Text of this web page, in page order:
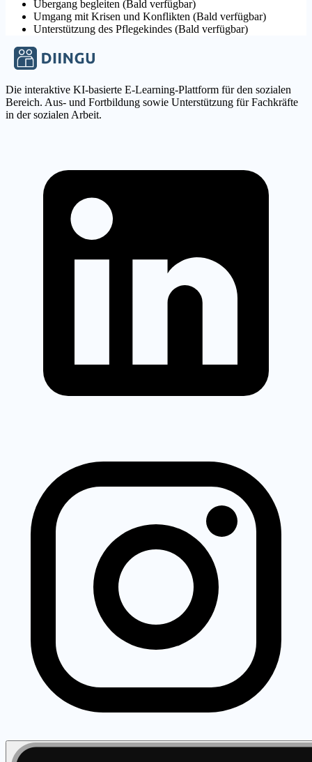
Übergang begleiten (Bald verfügbar)
Umgang mit Krisen und Konflikten (Bald verfügbar)
Unterstützung des Pflegekindes (Bald verfügbar)
Die interaktive KI-basierte E-Learning-Plattform für den sozialen
Bereich. Aus- und Fortbildung sowie Unterstützung für Fachkräfte
in der sozialen Arbeit.